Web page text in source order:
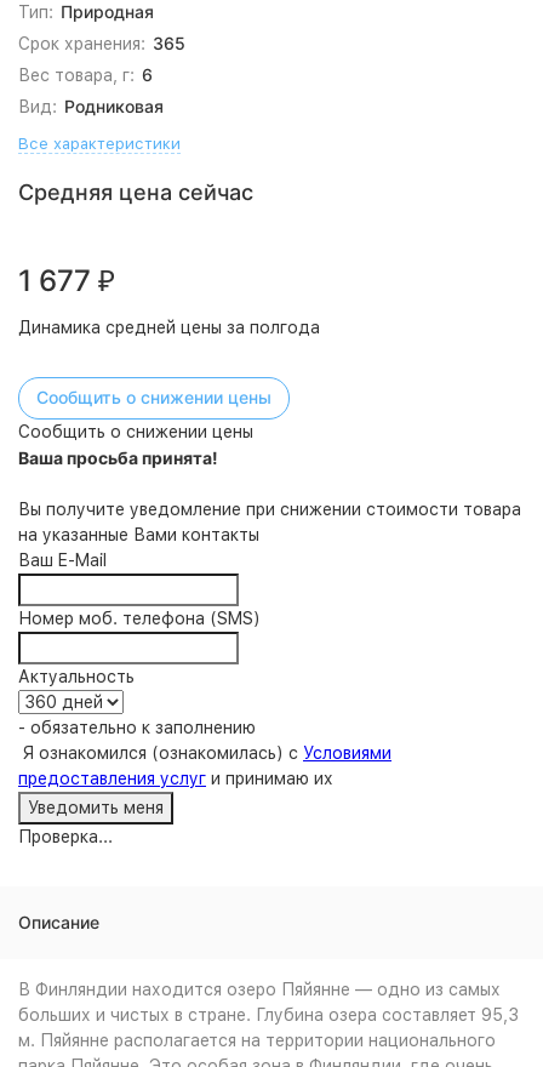
Тип: Природная
Срок хранения: 365
Вес товара, г: 6
Вид: Родниковая
Все характеристики
Средняя цена сейчас
1 677 ₽
Динамика средней цены за полгода
Сообщить о снижении цены
Сообщить о снижении цены
Ваша просьба принята!
Вы получите уведомление при снижении стоимости товара
на указанные Вами контакты
Ваш E-Mail
Номер моб. телефона (SMS)
Актуальность
- обязательно к заполнению
Я ознакомился (ознакомилась) с Условиями
предоставления услуг и принимаю их
Проверка...
Описание
В Финляндии находится озеро Пяйянне — одно из самых
больших и чистых в стране. Глубина озера составляет 95,3
м. Пяйянне располагается на территории национального